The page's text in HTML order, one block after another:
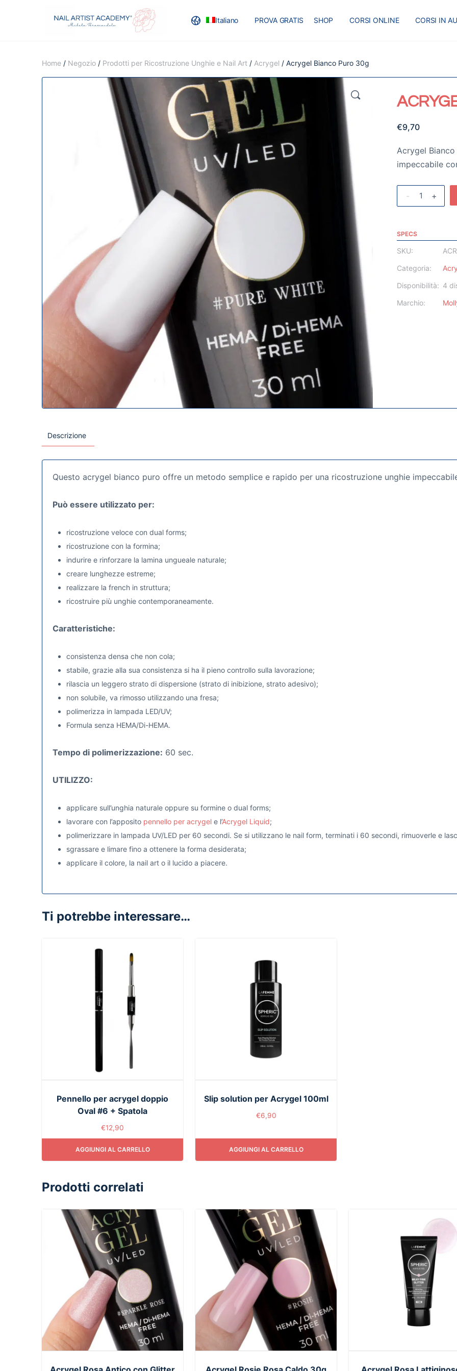
Italiano PROVA GRATIS SHOP CORSI ONLINE CORSI IN
RECENSIONI MASTER BLOG
Home / Negozio / Prodotti per Ricostruzione Unghie e Nail Art / Acrygel / Acrygel Bianco Puro 30g
🔍
€9,70
Acrygel
impeccabile
- +
SPECS
SKU:
Categoria:
Disponibilità: 4
Marchio:
Descrizione
Questo acrygel bianco puro offre un metodo semplice e rapido per una ricostruzione unghie
Può essere utilizzato per:
ricostruzione veloce con dual forms;
ricostruzione con la formina;
indurire e rinforzare la lamina ungueale naturale;
creare lunghezze estreme;
realizzare la french in struttura;
ricostruire più unghie contemporaneamente.
Caratteristiche:
consistenza densa che non cola;
stabile, grazie alla sua consistenza si ha il pieno controllo sulla lavorazione;
rilascia un leggero strato di dispersione (strato di inibizione, strato adesivo);
non solubile, va rimosso utilizzando una fresa;
polimerizza in lampada LED/UV;
Formula senza HEMA/Di-HEMA.
Tempo di polimerizzazione: 60 sec.
UTILIZZO:
applicare sull’unghia naturale oppure su formine o dual forms;
lavorare con l’apposito pennello per acrygel e l’Acrygel Liquid;
polimerizzare in lampada UV/LED per 60 secondi. Se si utilizzano le nail form, terminati i 60 secondi, rimuoverle e
sgrassare e limare fino a ottenere la forma desiderata;
applicare il colore, la nail art o il lucido a piacere.
Ti potrebbe interessare…
Pennello per acrygel doppio
Oval #6 + Spatola
€12,90
AGGIUNGI AL CARRELLO
Slip solution per Acrygel 100ml
€6,90
AGGIUNGI AL CARRELLO
Prodotti correlati